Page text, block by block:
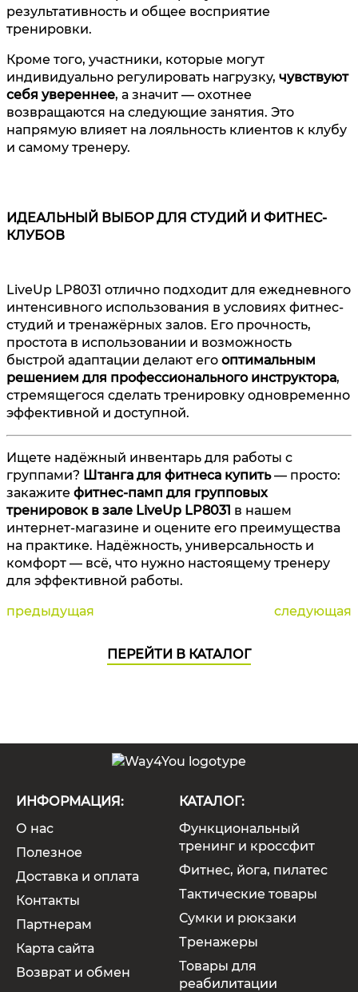
результативность и общее восприятие
тренировки.
Кроме того, участники, которые могут
индивидуально регулировать нагрузку, чувствуют
себя увереннее, а значит — охотнее
возвращаются на следующие занятия. Это
напрямую влияет на лояльность клиентов к клубу
и самому тренеру.
ИДЕАЛЬНЫЙ ВЫБОР ДЛЯ СТУДИЙ И ФИТНЕС-
КЛУБОВ
LiveUp LP8031 отлично подходит для ежедневного
интенсивного использования в условиях фитнес-
студий и тренажёрных залов. Его прочность,
простота в использовании и возможность
быстрой адаптации делают его оптимальным
решением для профессионального инструктора,
стремящегося сделать тренировку одновременно
эффективной и доступной.
Ищете надёжный инвентарь для работы с
группами? Штанга для фитнеса купить— просто:
закажите фитнес-памп для групповых
тренировок в зале LiveUp LP8031 в нашем
интернет-магазине и оцените его преимущества
на практике. Надёжность, универсальность и
комфорт — всё, что нужно настоящему тренеру
для эффективной работы.
предыдущая
следующая
ПЕРЕЙТИ В КАТАЛОГ
ИНФОРМАЦИЯ:
О нас
Полезное
Доставка и оплата
Контакты
Партнерам
Карта сайта
Возврат и обмен
КАТАЛОГ:
Функциональный
тренинг и кроссфит
Фитнес, йога, пилатес
Тактические товары
Сумки и рюкзаки
Тренажеры
Товары для
реабилитации